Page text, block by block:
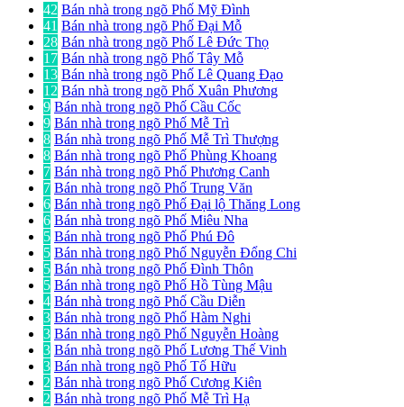
42 Bán nhà trong ngõ Phố Mỹ Đình
41 Bán nhà trong ngõ Phố Đại Mỗ
28 Bán nhà trong ngõ Phố Lê Đức Thọ
17 Bán nhà trong ngõ Phố Tây Mỗ
13 Bán nhà trong ngõ Phố Lê Quang Đạo
12 Bán nhà trong ngõ Phố Xuân Phương
9 Bán nhà trong ngõ Phố Cầu Cốc
9 Bán nhà trong ngõ Phố Mễ Trì
8 Bán nhà trong ngõ Phố Mễ Trì Thượng
8 Bán nhà trong ngõ Phố Phùng Khoang
7 Bán nhà trong ngõ Phố Phương Canh
7 Bán nhà trong ngõ Phố Trung Văn
6 Bán nhà trong ngõ Phố Đại lộ Thăng Long
6 Bán nhà trong ngõ Phố Miêu Nha
5 Bán nhà trong ngõ Phố Phú Đô
5 Bán nhà trong ngõ Phố Nguyễn Đổng Chi
5 Bán nhà trong ngõ Phố Đình Thôn
5 Bán nhà trong ngõ Phố Hồ Tùng Mậu
4 Bán nhà trong ngõ Phố Cầu Diễn
3 Bán nhà trong ngõ Phố Hàm Nghi
3 Bán nhà trong ngõ Phố Nguyễn Hoàng
3 Bán nhà trong ngõ Phố Lương Thế Vinh
3 Bán nhà trong ngõ Phố Tố Hữu
2 Bán nhà trong ngõ Phố Cương Kiên
2 Bán nhà trong ngõ Phố Mễ Trì Hạ